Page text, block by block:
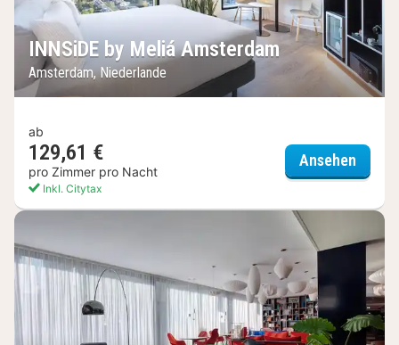
INNSiDE by Meliá Amsterdam
Amsterdam, Niederlande
ab
129,61 €
pro Zimmer pro Nacht
Inkl. Citytax
Ansehen